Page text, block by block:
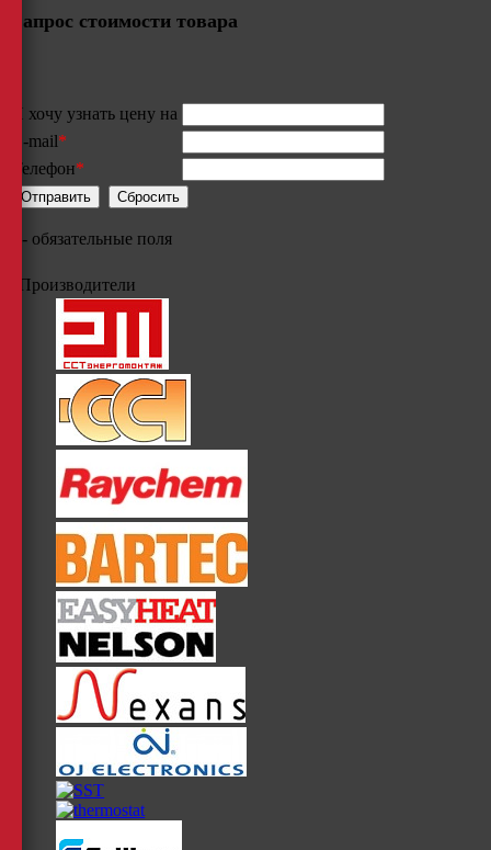
Запрос стоимости товара
Я хочу узнать цену на
E-mail*
Телефон*
- обязательные поля
Производители